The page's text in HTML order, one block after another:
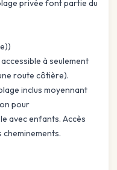
privée font partie du
à seulement
route côtière).
inclus moyennant
pour
avec enfants. Accès